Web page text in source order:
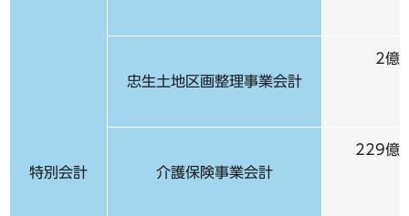
特別会計
忠生土地区画整理事業会計
2億
介護保険事業会計
229億